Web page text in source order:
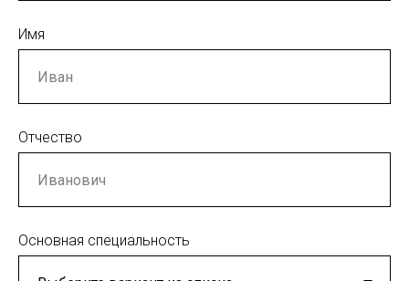
Имя
Отчество
Основная специальность